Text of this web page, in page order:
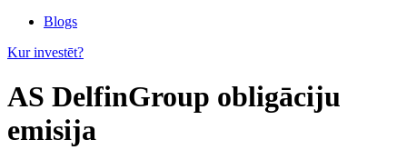
Blogs
Kur investēt?
AS DelfinGroup obligāciju
emisija